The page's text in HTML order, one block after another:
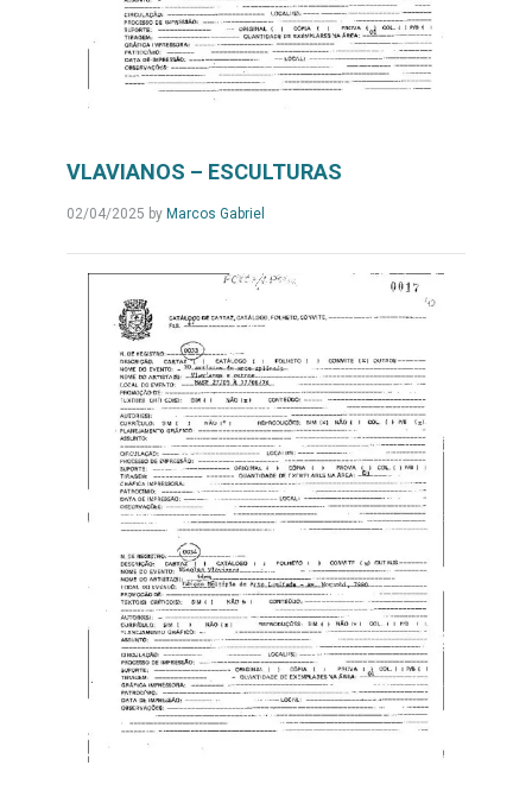
VLAVIANOS – ESCULTURAS
02/04/2025 by Marcos Gabriel